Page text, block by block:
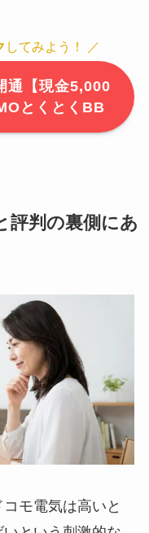
してみよう！ ／
通【現金5,000
とくとくBB
評判の裏側にあ
モ電気は高いと